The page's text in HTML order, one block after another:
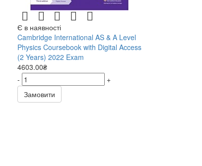
Є в наявності
Cambridge International AS & A Level
Physics Coursebook with Digital Access
(2 Years) 2022 Exam
4603.00₴
-
+
Замовити